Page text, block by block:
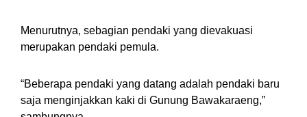
Menurutnya, sebagian pendaki yang dievakuasi
merupakan pendaki pemula.
“Beberapa pendaki yang datang adalah pendaki baru
saja menginjakkan kaki di Gunung Bawakaraeng,”